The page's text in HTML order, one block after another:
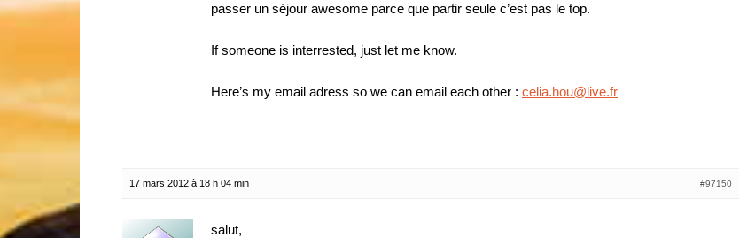
passer un séjour awesome parce que partir seule c’est pas le top.
If someone is interrested, just let me know.
Here’s my email adress so we can email each other : celia.hou@live.fr
17 mars 2012 à 18 h 04 min #97150
salut,